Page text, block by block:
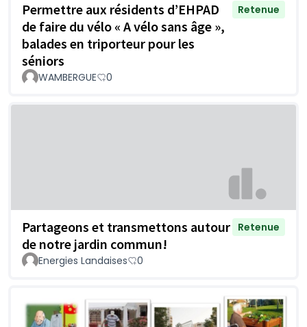
Permettre aux résidents d’EHPAD
de faire du vélo « A vélo sans âge »,
balades en triporteur pour les
séniors
Retenue
WAMBERGUE 0
Partageons et transmettons autour
de notre jardin commun!
Retenue
Energies Landaises 0